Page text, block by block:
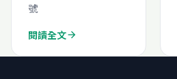
號
閱讀全文arrow_forward